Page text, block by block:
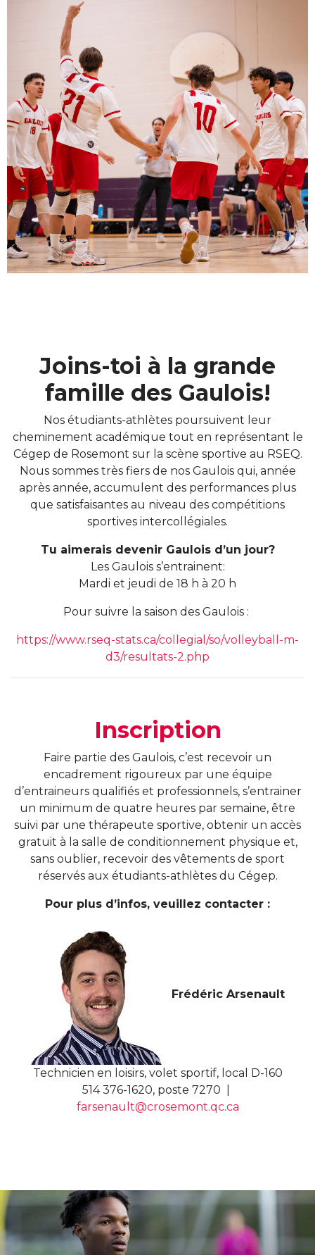
Joins-toi à la grande
famille des Gaulois!
Nos étudiants-athlètes poursuivent leur
cheminement académique tout en représentant le
Cégep de Rosemont sur la scène sportive au RSEQ.
Nous sommes très fiers de nos Gaulois qui, année
après année, accumulent des performances plus
que satisfaisantes au niveau des compétitions
sportives intercollégiales.
Tu aimerais devenir Gaulois d’un jour?
Les Gaulois s’entrainent:
Mardi et jeudi de 18 h à 20 h
Pour suivre la saison des Gaulois :
https://www.rseq-stats.ca/collegial/so/volleyball-m-
d3/resultats-2.php
Inscription
Faire partie des Gaulois, c’est recevoir un
encadrement rigoureux par une équipe
d’entraineurs qualifiés et professionnels, s’entrainer
un minimum de quatre heures par semaine, être
suivi par une thérapeute sportive, obtenir un accès
gratuit à la salle de conditionnement physique et,
sans oublier, recevoir des vêtements de sport
réservés aux étudiants-athlètes du Cégep.
Pour plus d’infos, veuillez contacter :
Frédéric Arsenault
Technicien en loisirs, volet sportif, local D-160
514 376-1620, poste 7270 |
farsenault@crosemont.qc.ca
for Gaulois d'un jour? Pourquoi pas!